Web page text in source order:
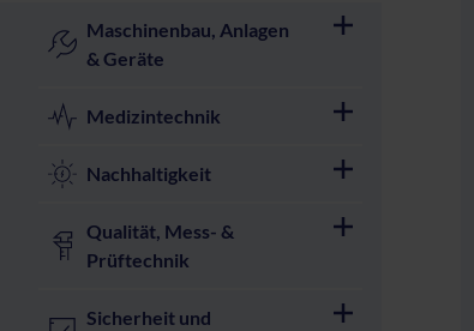
Maschinenbau, Anlagen
& Geräte
Medizintechnik
Nachhaltigkeit
Qualität, Mess- &
Prüftechnik
Sicherheit und